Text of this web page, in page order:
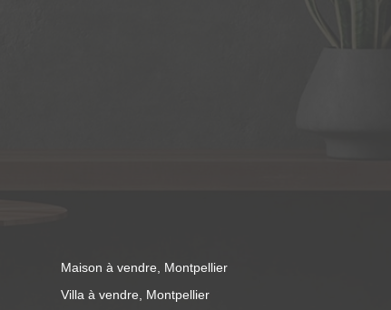
Maison à vendre, Montpellier
Villa à vendre, Montpellier